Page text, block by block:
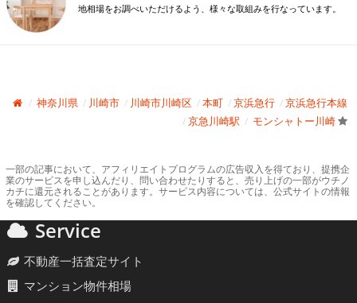
地相場をお調べいただけるよう、様々な取組みを行なっています。
神奈川県 川崎市 川崎市川崎区 本町 京浜急行
京浜急行本線
京急川崎駅
モンシャトー川崎
一部の記事において、アフィリエイトプログラムの広告収入を得ており、提携企
業のサービスを申し込んだり、問い合わせたりすると、売り上げの一部がウチノ
カチに還元されることがあります。サービス内容については、公式サイトの情報
を確認してください。
Service
不動産一括査定サイト
マンション物件相場